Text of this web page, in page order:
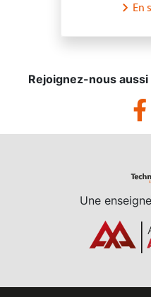
En
Rejoignez-nous
Une